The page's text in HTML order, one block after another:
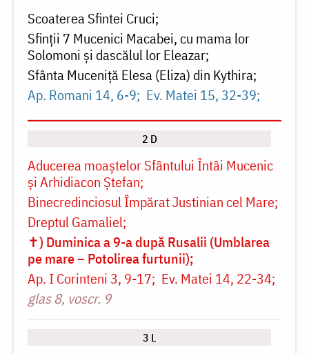
Scoaterea Sfintei Cruci
Sfinții 7 Mucenici Macabei, cu mama lor
Solomoni și dascălul lor Eleazar
Sfânta Muceniţă Elesa (Eliza) din Kythira
Ap. Romani 14, 6-9 Ev. Matei 15, 32-39
2 D
Aducerea moaștelor Sfântului Întâi Mucenic
și Arhidiacon Ștefan
Binecredinciosul Împărat Justinian cel Mare
Dreptul Gamaliel
✝) Duminica a 9-a după Rusalii (Umblarea
pe mare – Potolirea furtunii)
Ap. I Corinteni 3, 9-17 Ev. Matei 14, 22-34
glas 8, voscr. 9
3 L